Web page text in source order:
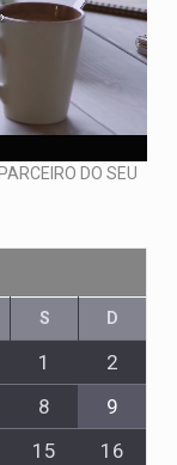
DO SEU
S D
1
2
8
9
15
16